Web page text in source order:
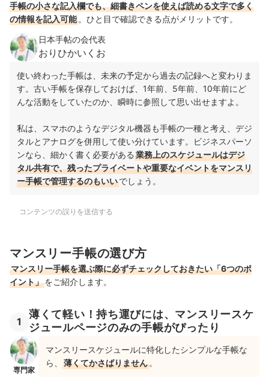
手帳の小さな記入欄でも、細書きペンを使えば読める文字で多く
の情報を記入可能。ひと目で確認できる点がメリットです。
日本手帖の会代表
おりひかいくお
使い終わった手帳は、未来の予定から過去の記録へと変わりま
す。古い手帳を保存しておけば、1年前、5年前、10年前にど
んな活動をしていたのか、瞬時に参照して思い出せますよ。
私は、スマホのようなデジタル機器も手帳の一種と考え、デジ
タルとアナログを併用して使い分けています。ビジネスパーソ
ンなら、細かく書く必要がある 業務上のスケジュールはデジ
タル共有で、残ったプライベートや重要なイベントをマンスリ
ー手帳で管理するのもいいでしょう。
コンテンツの誤りを送信する
マンスリー手帳の選び方
マンスリー手帳を選ぶ際に必ずチェックしておきたい「6つのポ
イント」をご紹介します。
1
薄くて軽い！持ち運びには、マンスリースケ
ジュールページのみの手帳がぴったり
専門家
マンスリースケジュールに特化したシンプルな手帳な
ら、
薄くてかさばりません 。